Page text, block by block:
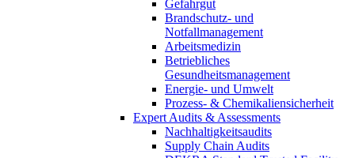
Gefahrgut
Brandschutz- und
Notfallmanagement
Arbeitsmedizin
Betriebliches
Gesundheitsmanagement
Energie- und Umwelt
Prozess- & Chemikaliensicherheit
Expert Audits & Assessments
Nachhaltigkeitsaudits
Supply Chain Audits